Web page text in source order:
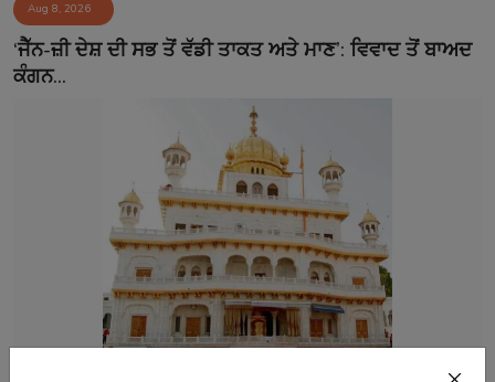
Aug 8, 2026
‘ਜੈੱਨ-ਜ਼ੀ ਦੇਸ਼ ਦੀ ਸਭ ਤੋਂ ਵੱਡੀ ਤਾਕਤ ਅਤੇ ਮਾਣ’: ਵਿਵਾਦ ਤੋਂ ਬਾਅਦ
ਕੰਗਨ...